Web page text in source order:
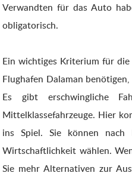
Verwandten für das Auto
obligatorisch.
Ein wichtiges Kriterium für die
Flughafen Dalaman
Es gibt erschwingliche
Mittelklassefahrzeuge. Hier
ins Spiel. Sie können nach
Wirtschaftlichkeit wählen.
Sie mehr Alternativen zur